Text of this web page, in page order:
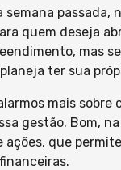
semana passada,
quem deseja
mas
ter sua
mais sobre
gestão. Bom,
ações, que